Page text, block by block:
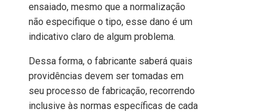
ensaiado, mesmo que a normalização
não especifique o tipo, esse dano é um
indicativo claro de algum problema.
Dessa forma, o fabricante saberá quais
providências devem ser tomadas em
seu processo de fabricação, recorrendo
inclusive às normas específicas de cada